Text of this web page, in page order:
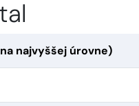
najvyššej úrovne)